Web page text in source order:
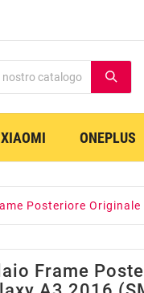
XIAOMI ONEPLUS
Posteriore
Frame